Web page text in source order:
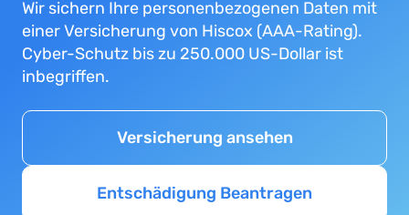
Wir sichern Ihre personenbezogenen Daten mit
einer Versicherung von Hiscox (AAA-Rating).
Cyber-Schutz bis zu 250.000 US-Dollar ist
inbegriffen.
Versicherung ansehen
Entschädigung Beantragen